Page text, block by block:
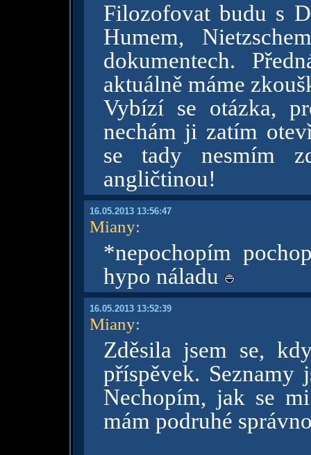
Filozofovat budu s
Humem,
dokumentech.
aktuálně máme
Vybízí se otázka,
nechám ji zatím
se tady nesmím
angličtinou!
16.05.2013 13:56:47
Miany:
*nepochopím
hypo náladu
16.05.2013 13:52:39
Miany:
Zděsila jsem se,
příspěvek. Seznamy
Nechopím, jak se
mám podruhé